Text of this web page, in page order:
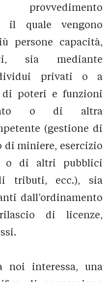
il quale vengono
persone capacità,
sia mediante
privati o a
di poteri e funzioni
o di altra
(gestione di
di miniere, esercizio
o di altri pubblici
tributi, ecc.), sia
dall’ordinamento
di licenze,
noi interessa, una